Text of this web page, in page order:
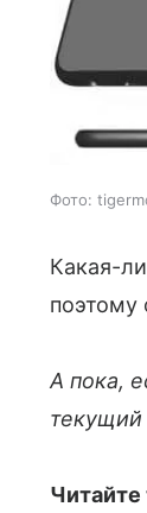
Фото:
Какая-
поэтому
А пока,
текущий